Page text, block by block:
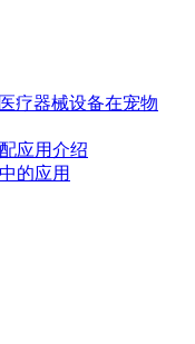
疗器械设备在宠物
应用介绍
的应用